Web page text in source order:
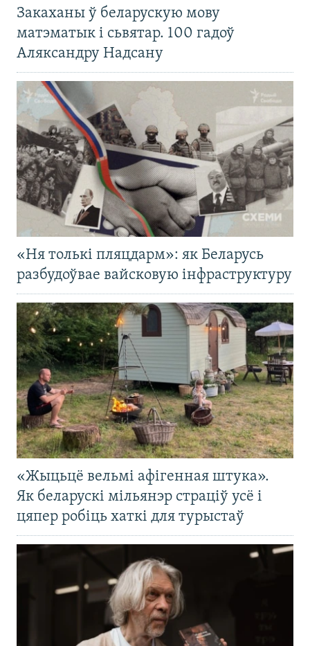
Закаханы ў беларускую мову
матэматык і сьвятар. 100 гадоў
Аляксандру Надсану
«Ня толькі пляцдарм»: як Беларусь
разбудоўвае вайсковую інфраструктуру
«Жыцьцё вельмі афігенная штука».
Як беларускі мільянэр страціў усё і
цяпер робіць хаткі для турыстаў